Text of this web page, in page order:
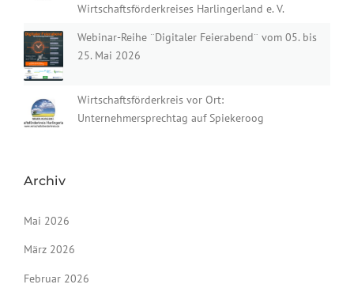
Wirtschaftsförderkreises Harlingerland e. V.
Webinar-Reihe ¨Digitaler Feierabend¨ vom 05. bis
25. Mai 2026
Wirtschaftsförderkreis vor Ort:
Unternehmersprechtag auf Spiekeroog
Archiv
Mai 2026
März 2026
Februar 2026